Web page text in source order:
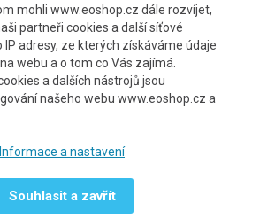
Možnosti dopravy
mohli www.eoshop.cz dále rozvíjet,
partneři cookies a další síťové
adresy, ze kterých získáváme údaje
webu a o tom co Vás zajímá.
a dalších nástrojů jsou
našeho webu www.eoshop.cz a
Informace a nastavení
Souhlasit a zavřít